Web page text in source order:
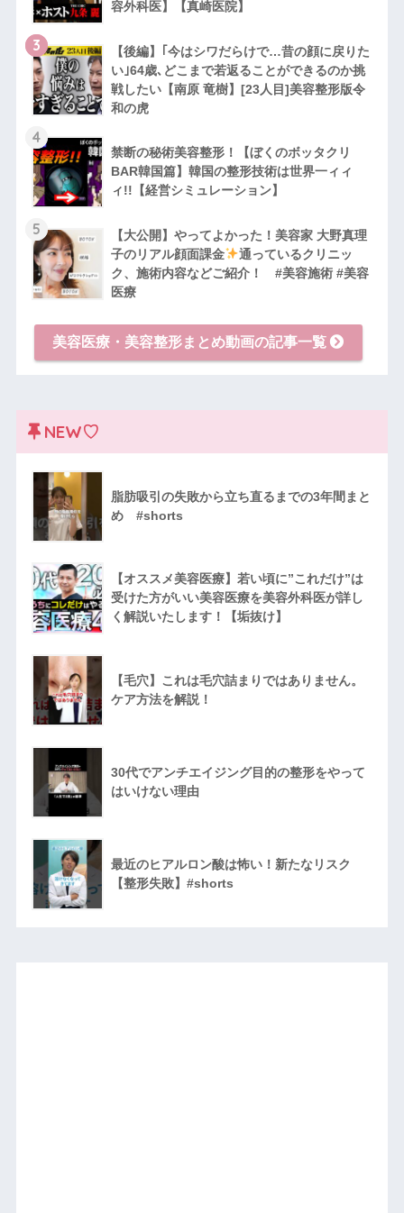
容外科医】【真崎医院】
3
【後編】｢今はシワだらけで…昔の顔に戻りた
い｣64歳､どこまで若返ることができるのか挑
戦したい【南原 竜樹】[23人目]美容整形版令
和の虎
4
禁断の秘術美容整形！【ぼくのボッタクリ
BAR韓国篇】韓国の整形技術は世界一ィィ
ィ!!【経営シミュレーション】
5
【大公開】やってよかった！美容家 大野真理
子のリアル顔面課金
通っているクリニッ
ク、施術内容などご紹介！ #美容施術 #美容
医療
美容医療・美容整形まとめ動画の記事一覧
NEW♡
脂肪吸引の失敗から立ち直るまでの3年間まと
め #shorts
【オススメ美容医療】若い頃に”これだけ”は
受けた方がいい美容医療を美容外科医が詳し
く解説いたします！【垢抜け】
【毛穴】これは毛穴詰まりではありません。
ケア方法を解説！
30代でアンチエイジング目的の整形をやって
はいけない理由
最近のヒアルロン酸は怖い！新たなリスク
【整形失敗】#shorts